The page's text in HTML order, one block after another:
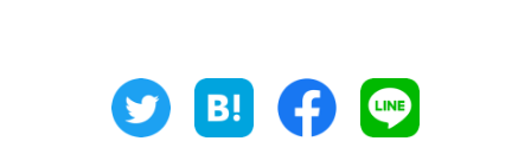
300円 富山県
300円 福井県